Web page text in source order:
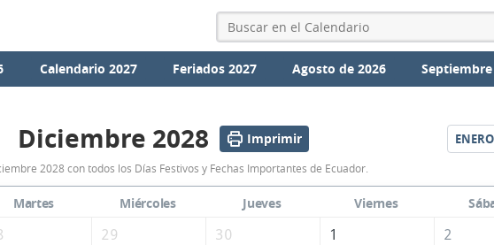
Calendario 2027 Feriados 2027 Agosto de 2026
Calendario
Diciembre
2028
Diciembre 2028 Imprimir ENERO
2028 con todos los Días Festivos y Fechas Importantes de Ecuador.
Martes Miércoles Jueves Viernes
29 30 1 2